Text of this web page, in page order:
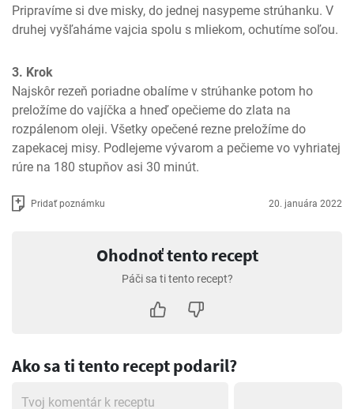
Pripravíme si dve misky, do jednej nasypeme strúhanku. V
druhej vyšľaháme vajcia spolu s mliekom, ochutíme soľou.
3. Krok
Najskôr rezeň poriadne obalíme v strúhanke potom ho
preložíme do vajíčka a hneď opečieme do zlata na
rozpálenom oleji. Všetky opečené rezne preložíme do
zapekacej misy. Podlejeme vývarom a pečieme vo vyhriatej
rúre na 180 stupňov asi 30 minút.
Pridať poznámku 20. januára 2022
Ohodnoť tento recept
Páči sa ti tento recept?
Ako sa ti tento recept podaril?